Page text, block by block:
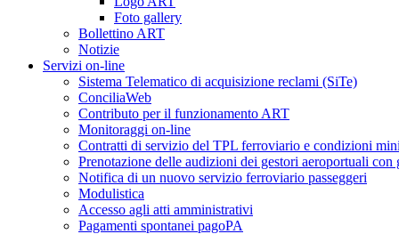
Foto gallery
Bollettino ART
Notizie
Servizi on-line
Sistema Telematico di acquisizione reclami (SiTe)
ConciliaWeb
Contributo per il funzionamento ART
Monitoraggi on-line
Contratti di servizio del TPL ferroviario e condizioni
Prenotazione delle audizioni dei gestori aeroportuali con
Notifica di un nuovo servizio ferroviario passeggeri
Modulistica
Accesso agli atti amministrativi
Pagamenti spontanei pagoPA